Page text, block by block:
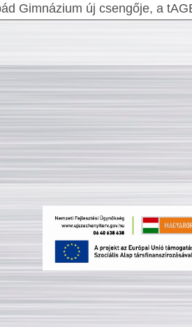
Gimnázium új csengője, a